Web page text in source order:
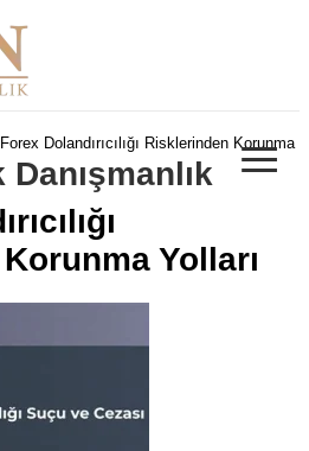
≡
Dolandırıcılığı Risklerinden Korunma
Yolları